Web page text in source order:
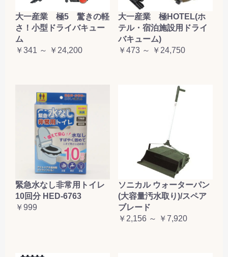
大一産業 極5 驚きの軽
さ！小型ドライバキュー
ム
￥341 ～ ￥24,200
大一産業 極HOTEL(ホ
テル・宿泊施設用ドライ
バキューム)
￥473 ～ ￥24,750
緊急水なし非常用トイレ
10回分 HED-6763
￥999
ソニカル ウォーターパン
(大容量汚水取り)/スペア
ブレード
￥2,156 ～ ￥7,920